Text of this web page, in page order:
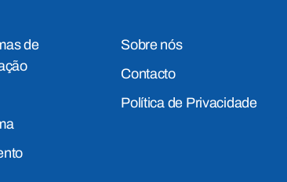
de
Sobre nós
Contacto
Política de Privacidade